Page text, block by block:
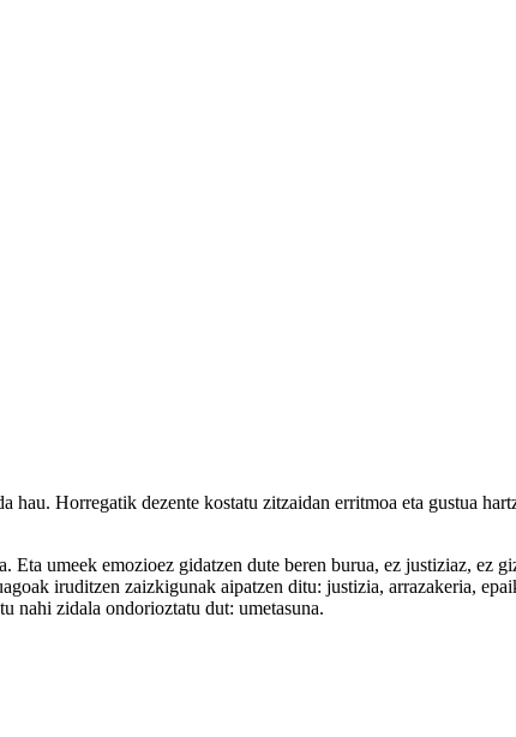
Horregatik dezente kostatu zitzaidan erritmoa eta gustua
umeek emozioez gidatzen dute beren burua, ez justiziaz, ez
iruditzen zaizkigunak aipatzen ditu: justizia, arrazakeria,
nahi zidala ondorioztatu dut: umetasuna.